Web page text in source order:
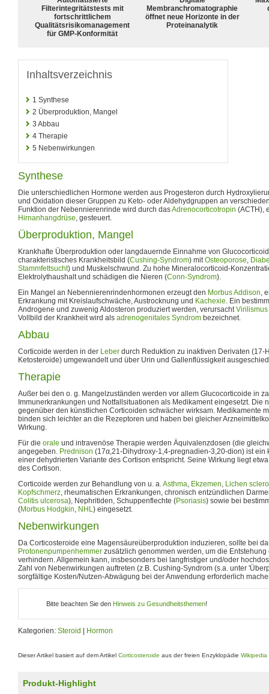
Filterintegritätstests mit
fortschrittlichem
Qualitätsrisikomanagement
für GMP-Konformität
Membranchromatographie
öffnet neue Horizonte in der
Proteinanalytik
Inhaltsverzeichnis
1 Synthese
2 Überproduktion, Mangel
3 Abbau
4 Therapie
5 Nebenwirkungen
Synthese
Die unterschiedlichen Hormone werden aus Progesteron durch
und Oxidation dieser Gruppen zu Keto- oder Aldehydgruppen an
Funktion der Nebennierenrinde wird durch dasAdrenocorticotropin (ACTH),
Hirnanhangdrüse, gesteuert.
Überproduktion, Mangel
Krankhafte Überproduktion oder langdauernde Einnahme von
charakteristisches Krankheitsbild (Cushing-Syndrom) mitOsteoporose,
Stammfettsucht) und Muskelschwund. Zu hohe Mineralocorticoid-
Elektrolythaushalt und schädigen die Nieren (Conn-Syndrom).
Ein Mangel an Nebennierenrindenhormonen erzeugt den Morbus Addison,
Erkrankung mit Kreislaufschwäche, Austrocknung und Kachexie. Ein
Androgene und zuwenig Aldosteron produziert werden, verursachtVirilismus
Vollbild der Krankheit wird als adrenogenitales Syndrom bezeichnet.
Abbau
Corticoide werden in der Leber durch Reduktion zu inaktiven Derivaten (17-
Ketosteroide) umgewandelt und über Urin und Gallenflüssigkeit
Therapie
Außer bei den o. g. Mangelzuständen werden vor allem Glucocorticoide in
Immunerkrankungen und Notfallsituationen als Medikament eingesetzt. Die
gegenüber den künstlichen Corticoiden schwächer wirksam. Medikamente
binden sich leichter an die Rezeptoren und haben bei gleicher
Wirkung.
Für die orale und intravenöse Therapie werden Äquivalenzdosen (die
angegeben. Prednison (17α,21-Dihydroxy-1,4-pregnadien-3,20-dion) ist ein
einer dehydrierten Variante des Cortison entspricht. Seine Wirkung liegt
des Cortison.
Corticoide werden zur Behandlung von u. a.Asthma, Ekzemen, Lichen
Kopfschmerz, rheumatischen Erkrankungen, chronisch entzündlichen
Colitis ulcerosa), Nephritiden, Schuppenflechte (Psoriasis) sowie bei
(Morbus Hodgkin, NHL) eingesetzt.
Nebenwirkungen
Da Corticosteroide eine Magensäureüberproduktion induzieren, sollte bei
Protonenpumpenhemmer zusätzlich genommen werden, um die
verhindern. Allgemein kann, insbesonders bei langfristiger und/oder
Zahl von Nebenwirkungen auftreten (z.B. Cushing-Syndrom (s.a. unter
sorgfältige Kosten/Nutzen-Abwägung bei der Anwendung erforderlich
Bitte beachten Sie den Hinweis zu Gesundheitsthemen!
Kategorien: Steroid Hormon
Dieser Artikel basiert auf dem Artikel Corticosteroide aus der freien Enzyklopädie Wikipedia
Produkt-Highlight